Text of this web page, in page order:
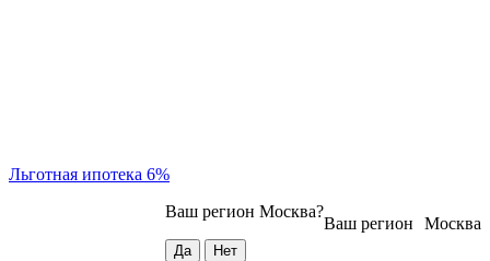
Льготная ипотека 6%
Москва
Ваш регион
Ваш регион Москва?